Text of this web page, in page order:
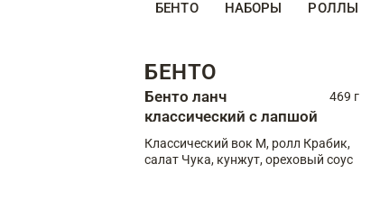
БЕНТО НАБОРЫ РОЛЛЫ
БЕНТО
Бенто ланч
классический с лапшой
469 г
Классический вок М, ролл Крабик,
салат Чука, кунжут, ореховый соус